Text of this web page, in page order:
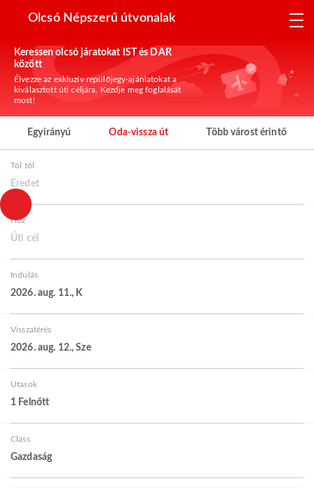
Olcsó Népszerű útvonalak
Keressen olcsó járatokat IST és DAR
között
Élvezze az exkluzív repülőjegy-ajánlatokat a
kiválasztott úti céljára. Kezdje meg foglalását
most!
Egyirányú Oda-vissza út Több várost érintő
Tól től
Eredet
Hoz
Úti cél
Indulás
2026. aug. 11., K
Visszatérés
2026. aug. 12., Sze
Utasok
1 Felnőtt
Class
Gazdaság